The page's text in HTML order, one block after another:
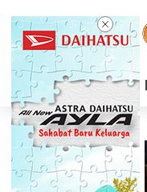
Lapas Narkotika Kelas